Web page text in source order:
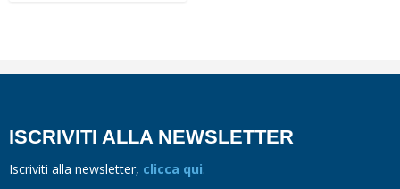
ISCRIVITI ALLA NEWSLETTER
Iscriviti alla newsletter, clicca qui.